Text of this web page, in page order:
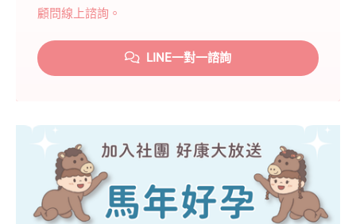
顧問線上諮詢。
LINE一對一諮詢